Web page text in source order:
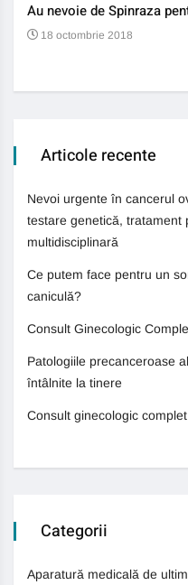
Au nevoie de Spinraza
18 octombrie 2018
Articole recente
Nevoi urgente în cancerul
testare genetică, tratament
multidisciplinară
Ce putem face pentru un
caniculă?
Consult Ginecologic
Patologiile precanceroase
întâlnite la tinere
Consult ginecologic
Categorii
Aparatură medicală de